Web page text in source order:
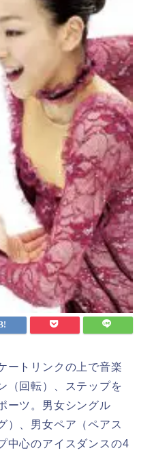
ートリンクの上で音楽
（回転）、ステップを
ーツ。男女シングル
）、男女ペア（ペアス
中心のアイスダンスの4